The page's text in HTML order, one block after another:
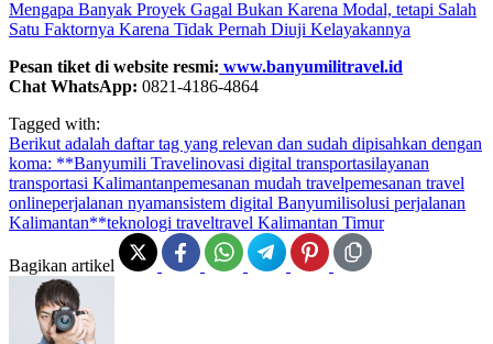
Mengapa Banyak Proyek Gagal Bukan Karena Modal, tetapi Salah
Satu Faktornya Karena Tidak Pernah Diuji Kelayakannya
Pesan tiket di website resmi: www.banyumilitravel.id
Chat WhatsApp: 0821-4186-4864
Tagged with:
Berikut adalah daftar tag yang relevan dan sudah dipisahkan dengan
koma: **Banyumili Travelinovasi digital transportasilayanan
transportasi Kalimantanpemesanan mudah travelpemesanan travel
onlineperjalanan nyamansistem digital Banyumilisolusi perjalanan
Kalimantan**teknologi traveltravel Kalimantan Timur
Bagikan artikel